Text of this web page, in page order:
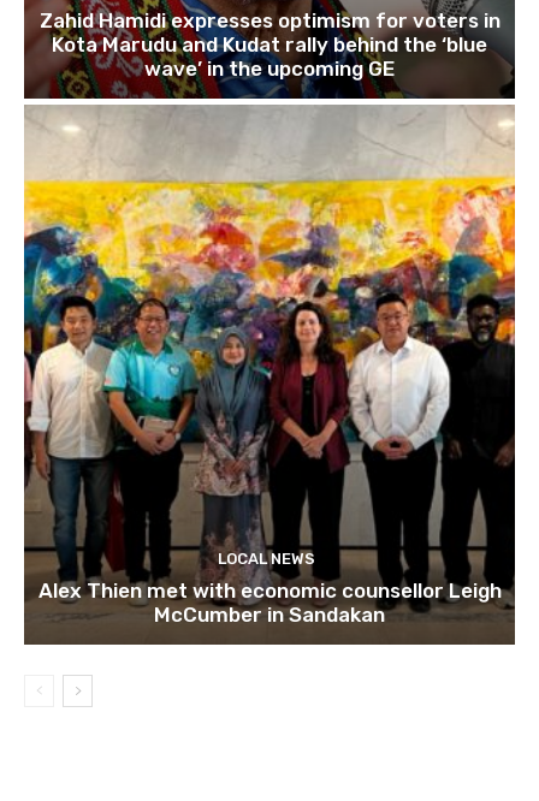
Zahid Hamidi expresses optimism for voters in
Kota Marudu and Kudat rally behind the ‘blue
wave’ in the upcoming GE
LOCAL NEWS
Alex Thien met with economic counsellor Leigh
McCumber in Sandakan